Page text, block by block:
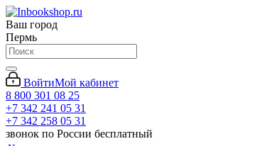
Ваш город
Пермь
ВойтиМой кабинет
8 800 301 08 25
+7 342 241 05 31
+7 342 258 05 31
звонок по России бесплатный